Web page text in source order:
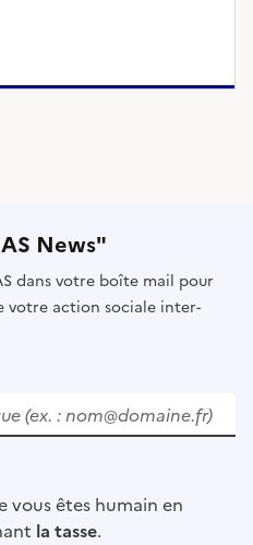
News"
dans votre boîte mail pour
votre action sociale inter-
vous êtes humain en
la tasse.